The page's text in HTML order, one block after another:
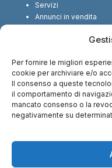
Per fornire le migliori
cookie per archiviare e/o
Il consenso a queste
il comportamento di
mancato consenso o la
negativamente su
Servizi
Annunci in vendita
SEGUICI SUI SOCIAL
CI